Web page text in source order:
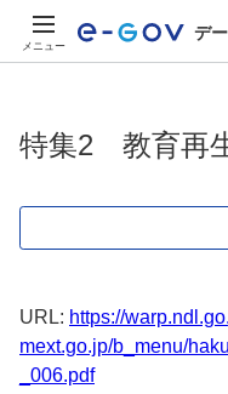
メニュー
デ
特集2 教育再
URL: https://
mext.go.jp/b_menu/
_006.pdf